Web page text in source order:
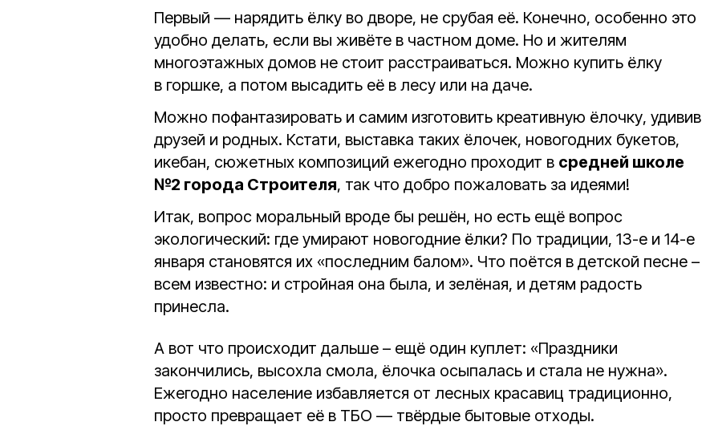
Первый — нарядить ёлку во дворе, не срубая её. Конечно, особенно это
удобно делать, если вы живёте в частном доме. Но и жителям
многоэтажных домов не стоит расстраиваться. Можно купить ёлку
в горшке, а потом высадить её в лесу или на даче.
Можно пофантазировать и самим изготовить креативную ёлочку, удивив
друзей и родных. Кстати, выставка таких ёлочек, новогодних букетов,
икебан, сюжетных композиций ежегодно проходит в средней школе
№2 города Строителя, так что добро пожаловать за идеями!
Итак, вопрос моральный вроде бы решён, но есть ещё вопрос
экологический: где умирают новогодние ёлки? По традиции, 13-е и 14-е
января становятся их «последним балом». Что поётся в детской песне –
всем известно: и стройная она была, и зелёная, и детям радость
принесла.
А вот что происходит дальше – ещё один куплет: «Праздники
закончились, высохла смола, ёлочка осыпалась и стала не нужна».
Ежегодно население избавляется от лесных красавиц традиционно,
просто превращает её в ТБО — твёрдые бытовые отходы.